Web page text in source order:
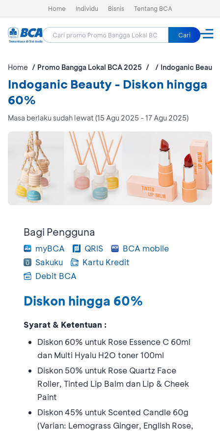
Home Individu Bisnis Tentang BCA
Cari
Home Promo Bangga Lokal BCA 2025 Indoganic Beauty
Indoganic Beauty - Diskon hingga
60%
Masa berlaku sudah lewat (15 Agu 2025 - 17 Agu 2025)
Bagi Pengguna
myBCA QRIS
BCA mobile
Sakuku
Kartu Kredit
Debit BCA
Diskon hingga 60%
Syarat & Ketentuan :
Diskon 60% untuk Rose Essence C 60ml
dan Multi Hyalu H2O toner 100ml
Diskon 50% untuk Rose Quartz Face
Roller, Tinted Lip Balm dan Lip & Cheek
Paint
Diskon 45% untuk Scented Candle 60g
(Varian: Lemograss Ginger, English Rose,